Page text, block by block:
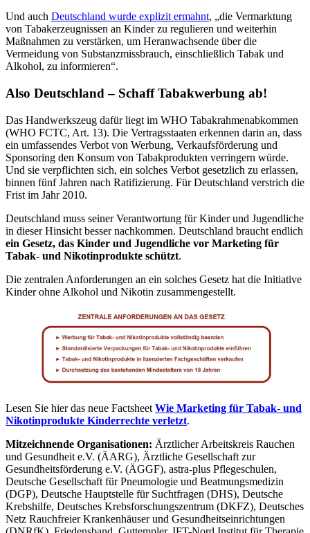
Und auch Deutschland wurde explizit ermahnt, „die Vermarktung
von Tabakerzeugnissen an Kinder zu regulieren und weiterhin
Maßnahmen zu verstärken, um Heranwachsende über die
Vermeidung von Substanzmissbrauch, einschließlich Tabak und
Alkohol, zu informieren“.
Also Deutschland – Schaff Tabakwerbung ab!
Das Handwerkszeug dafür liegt im WHO Tabakrahmenabkommen
(WHO FCTC, Art. 13). Die Vertragsstaaten erkennen darin an, dass
ein umfassendes Verbot von Werbung, Verkaufsförderung und
Sponsoring den Konsum von Tabakprodukten verringern würde.
Und sie verpflichten sich, ein solches Verbot gesetzlich zu erlassen,
binnen fünf Jahren nach Ratifizierung. Für Deutschland verstrich die
Frist im Jahr 2010.
Deutschland muss seiner Verantwortung für Kinder und Jugendliche
in dieser Hinsicht besser nachkommen. Deutschland braucht endlich
ein Gesetz, das Kinder und Jugendliche vor Marketing für
Tabak- und Nikotinprodukte schützt.
Die zentralen Anforderungen an ein solches Gesetz hat die Initiative
Kinder ohne Alkohol und Nikotin zusammengestellt.
Lesen Sie hier das neue Factsheet Wie Marketing für Tabak- und
Nikotinprodukte Kinderrechte verletzt.
Mitzeichnende Organisationen: Ärztlicher Arbeitskreis Rauchen
und Gesundheit e.V. (ÄARG), Ärztliche Gesellschaft zur
Gesundheitsförderung e.V. (ÄGGF), astra-plus Pflegeschulen,
Deutsche Gesellschaft für Pneumologie und Beatmungsmedizin
(DGP), Deutsche Hauptstelle für Suchtfragen (DHS), Deutsche
Krebshilfe, Deutsches Krebsforschungszentrum (DKFZ), Deutsches
Netz Rauchfreier Krankenhäuser und Gesundheitseinrichtungen